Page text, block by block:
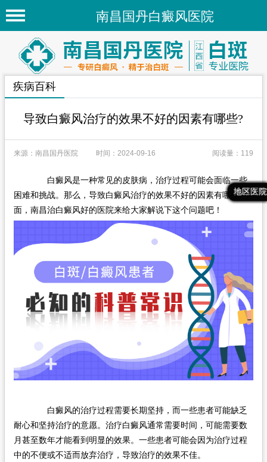
南昌国丹白癜风医院
首页
医院简介
医院新闻
专家团队
先进技术
白癜风常识
白癜风人群
地区医院
在线问诊
最新文章
热门文章
推荐文章
地区医院
疾病百科
导致白癜风治疗的效果不好的因素有哪些?
来源：南昌国丹医院 时间：2024-09-16 阅读量：119
白癜风是一种常见的皮肤病，治疗过程可能会面临一些
困难和挑战。那么，导致白癜风治疗的效果不好的因素有哪些?下
面，南昌治白癜风好的医院来给大家解说下这个问题吧！
白癜风的治疗过程需要长期坚持，而一些患者可能缺乏
耐心和坚持治疗的意愿。治疗白癜风通常需要时间，可能需要数
月甚至数年才能看到明显的效果。一些患者可能会因为治疗过程
中的不便或不适而放弃治疗，导致治疗的效果不佳。